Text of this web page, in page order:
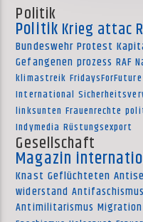
Politik
Politik Krieg attac
Bundeswehr Protest
Gefangenen prozess RAF
klimastreik FridaysForFuture
International
linksunten Frauenrechte
Indymedia Rüstungsexport
Gesellschaft
Magazin
Knast Geflüchteten
widerstand Antifaschismus
Antimilitarismus Migration